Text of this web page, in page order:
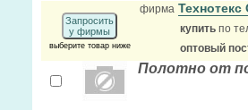
Запросить
у фирмы
выберите товар ниже
фирма
купить по
оптовый
Полотно от